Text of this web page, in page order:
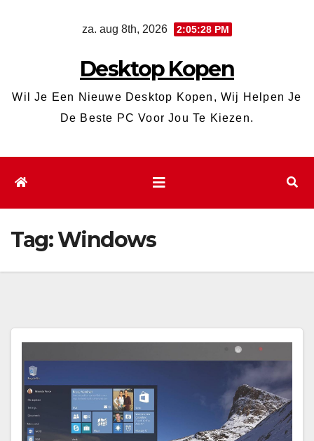
za. aug 8th, 2026 2:05:28 PM
Desktop Kopen
Wil Je Een Nieuwe Desktop Kopen, Wij Helpen Je
De Beste PC Voor Jou Te Kiezen.
Tag:Windows